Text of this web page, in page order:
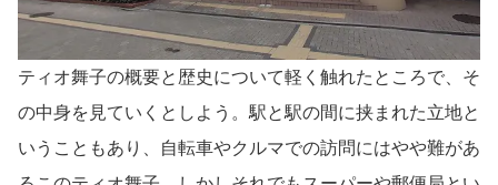
ティオ舞子の概要と歴史について軽く触れたところで、そ
の中身を見ていくとしよう。駅と駅の間に挟まれた立地と
いうこともあり、自転車やクルマでの訪問にはやや難があ